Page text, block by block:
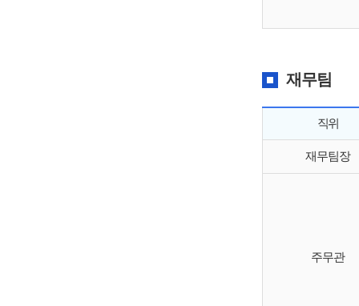
재무팀
직위
재무팀장
주무관